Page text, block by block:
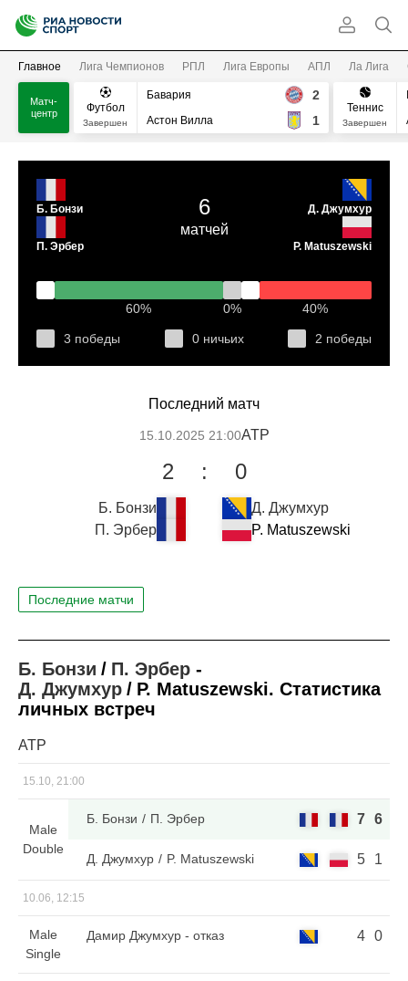
Главное Лига Чемпионов РПЛ Лига Европы АПЛ Ла Лига
Матч-
центр
Футбол
Завершен
Бавария
Астон Вилла
2
1
Теннис
Завершен
Б. Бонзи
П. Эрбер
6
матчей
Д. Джумхур
P. Matuszewski
60% 0% 40%
3 победы 0 ничьих 2 победы
Последний матч
15.10.2025 21:00ATP
Б. Бонзи
П. Эрбер
2 : 0
Д. Джумхур
P. Matuszewski
Последние матчи
Б. Бонзи П. Эрбер -
Д. Джумхур
P. Matuszewski. Статистика
личных встреч
ATP
15.10, 21:00
Male
Double
Б. Бонзи П. Эрбер 7 6
Д. Джумхур P. Matuszewski 5 1
10.06, 12:15
Male
Single
Дамир Джумхур - отказ 4 0